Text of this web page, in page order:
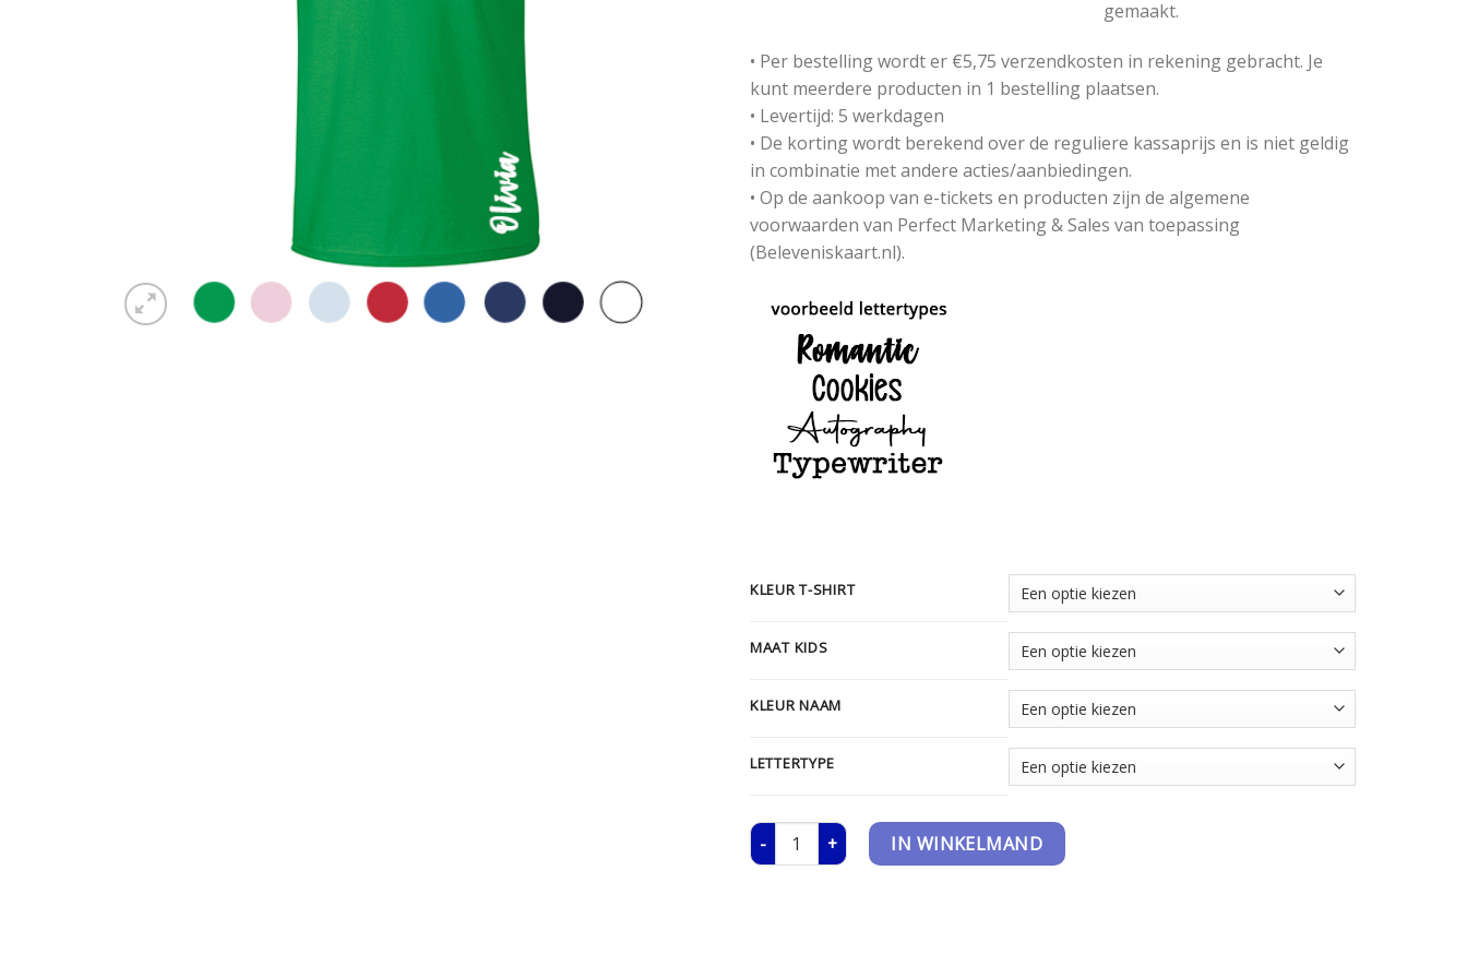
gemaakt.
• Per bestelling wordt er €5,75 verzendkosten in rekening gebracht. Je
kunt meerdere producten in 1 bestelling plaatsen.
• Levertijd: 5 werkdagen
• De korting wordt berekend over de reguliere kassaprijs en is niet geldig
in combinatie met andere acties/aanbiedingen.
• Op de aankoop van e-tickets en producten zijn de algemene
voorwaarden van Perfect Marketing & Sales van toepassing
(Beleveniskaart.nl).
KLEUR T-SHIRT
MAAT KIDS
KLEUR NAAM
LETTERTYPE
T-shirt - Kids - Naam Zijkant aantal
IN WINKELMAND